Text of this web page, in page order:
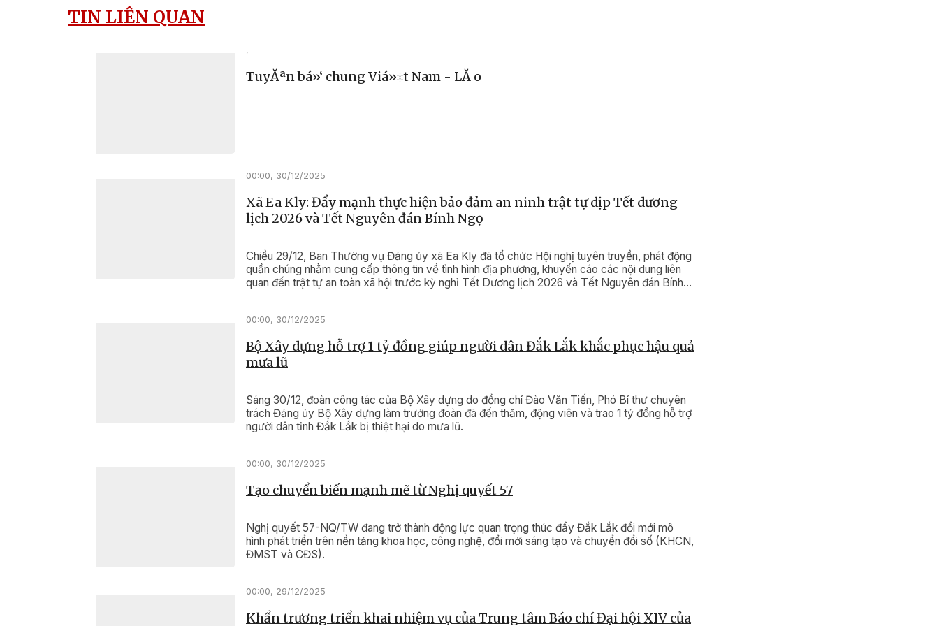
TIN LIÊN QUAN
,
TuyĂªn bá»‘ chung Viá»‡t Nam - LĂ o
00:00, 30/12/2025
Xã Ea Kly: Đẩy mạnh thực hiện bảo đảm an ninh trật tự dịp Tết dương
lịch 2026 và Tết Nguyên đán Bính Ngọ
Chiều 29/12, Ban Thường vụ Đảng ủy xã Ea Kly đã tổ chức Hội nghị tuyên truyền, phát động
quần chúng nhằm cung cấp thông tin về tình hình địa phương, khuyến cáo các nội dung liên
quan đến trật tự an toàn xã hội trước kỳ nghỉ Tết Dương lịch 2026 và Tết Nguyên đán Bính
00:00, 30/12/2025
Bộ Xây dựng hỗ trợ 1 tỷ đồng giúp người dân Đắk Lắk khắc phục hậu quả
mưa lũ
Sáng 30/12, đoàn công tác của Bộ Xây dựng do đồng chí Đào Văn Tiến, Phó Bí thư chuyên
trách Đảng ủy Bộ Xây dựng làm trưởng đoàn đã đến thăm, động viên và trao 1 tỷ đồng hỗ trợ
người dân tỉnh Đắk Lắk bị thiệt hại do mưa lũ.
00:00, 30/12/2025
Tạo chuyển biến mạnh mẽ từ Nghị quyết 57
Nghị quyết 57-NQ/TW đang trở thành động lực quan trọng thúc đẩy Đắk Lắk đổi mới mô
hình phát triển trên nền tảng khoa học, công nghệ, đổi mới sáng tạo và chuyển đổi số (KHCN,
ĐMST và CĐS).
00:00, 29/12/2025
Khẩn trương triển khai nhiệm vụ của Trung tâm Báo chí Đại hội XIV của